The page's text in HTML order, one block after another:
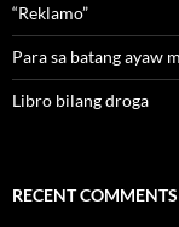
“Reklamo”
Para sa batang ayaw
Libro bilang droga
RECENT COMMENTS